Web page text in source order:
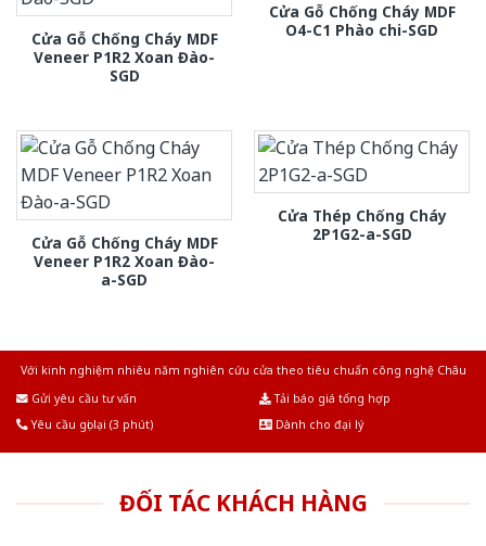
Cửa Gỗ Chống Cháy MDF
Veneer P1R2 Xoan Đào-
SGD
Cửa Gỗ Chống Cháy MDF
O4-C1 Phào chi-SGD
Cửa Gỗ Chống Cháy MDF
Veneer P1R2 Xoan Đào-
a-SGD
Cửa Thép Chống Cháy
2P1G2-a-SGD
Với kinh nghiệm nhiêu năm nghiên cứu cửa theo tiêu chuẩn công nghệ Châu
Gửi yêu cầu tư vấn
Tải báo giá tổng hợp
Yêu cầu gọi lại (3 phút)
Dành cho đại lý
ĐỐI TÁC KHÁCH HÀNG